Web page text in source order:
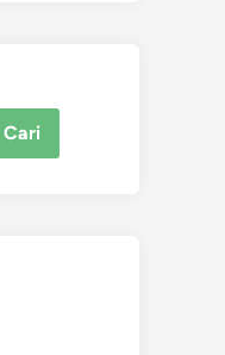
Cari